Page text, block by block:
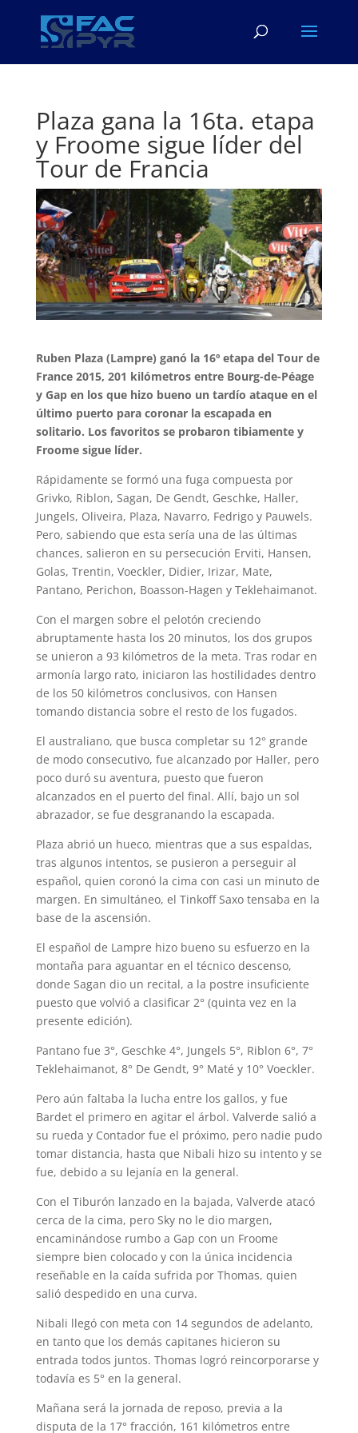
Plaza gana la 16ta. etapa
y Froome sigue líder del
Tour de Francia
Ruben Plaza (Lampre) ganó la 16º etapa del Tour de
France 2015, 201 kilómetros entre Bourg-de-Péage
y Gap en los que hizo bueno un tardío ataque en el
último puerto para coronar la escapada en
solitario. Los favoritos se probaron tibiamente y
Froome sigue líder.
Rápidamente se formó una fuga compuesta por
Grivko, Riblon, Sagan, De Gendt, Geschke, Haller,
Jungels, Oliveira, Plaza, Navarro, Fedrigo y Pauwels.
Pero, sabiendo que esta sería una de las últimas
chances, salieron en su persecución Erviti, Hansen,
Golas, Trentin, Voeckler, Didier, Irizar, Mate,
Pantano, Perichon, Boasson-Hagen y Teklehaimanot.
Con el margen sobre el pelotón creciendo
abruptamente hasta los 20 minutos, los dos grupos
se unieron a 93 kilómetros de la meta. Tras rodar en
armonía largo rato, iniciaron las hostilidades dentro
de los 50 kilómetros conclusivos, con Hansen
tomando distancia sobre el resto de los fugados.
El australiano, que busca completar su 12° grande
de modo consecutivo, fue alcanzado por Haller, pero
poco duró su aventura, puesto que fueron
alcanzados en el puerto del final. Allí, bajo un sol
abrazador, se fue desgranando la escapada.
Plaza abrió un hueco, mientras que a sus espaldas,
tras algunos intentos, se pusieron a perseguir al
español, quien coronó la cima con casi un minuto de
margen. En simultáneo, el Tinkoff Saxo tensaba en la
base de la ascensión.
El español de Lampre hizo bueno su esfuerzo en la
montaña para aguantar en el técnico descenso,
donde Sagan dio un recital, a la postre insuficiente
puesto que volvió a clasificar 2° (quinta vez en la
presente edición).
Pantano fue 3°, Geschke 4°, Jungels 5°, Riblon 6°, 7°
Teklehaimanot, 8° De Gendt, 9° Maté y 10° Voeckler.
Pero aún faltaba la lucha entre los gallos, y fue
Bardet el primero en agitar el árbol. Valverde salió a
su rueda y Contador fue el próximo, pero nadie pudo
tomar distancia, hasta que Nibali hizo su intento y se
fue, debido a su lejanía en la general.
Con el Tiburón lanzado en la bajada, Valverde atacó
cerca de la cima, pero Sky no le dio margen,
encaminándose rumbo a Gap con un Froome
siempre bien colocado y con la única incidencia
reseñable en la caída sufrida por Thomas, quien
salió despedido en una curva.
Nibali llegó con meta con 14 segundos de adelanto,
en tanto que los demás capitanes hicieron su
entrada todos juntos. Thomas logró reincorporarse y
todavía es 5° en la general.
Mañana será la jornada de reposo, previa a la
disputa de la 17° fracción, 161 kilómetros entre